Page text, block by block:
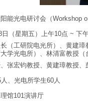
能光电研讨会（Workshop
日（星期五）上午10点 ~ 下
（工研院电光所）、黄建
学光电所）、林清富教授
张宏钧教授、黄建璋教授、
、光电所学生60人
馆101演讲厅